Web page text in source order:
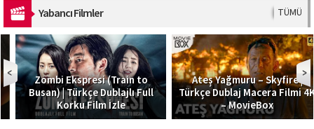
Yabancı Filmler TÜMÜ
Zombi Ekspresi (Train to
Busan) | Türkçe Dublajlı Full
Korku Film İzle
Ateş Yağmuru – Skyfire |
Türkçe Dublaj Macera Filmi 4K
– MovieBox